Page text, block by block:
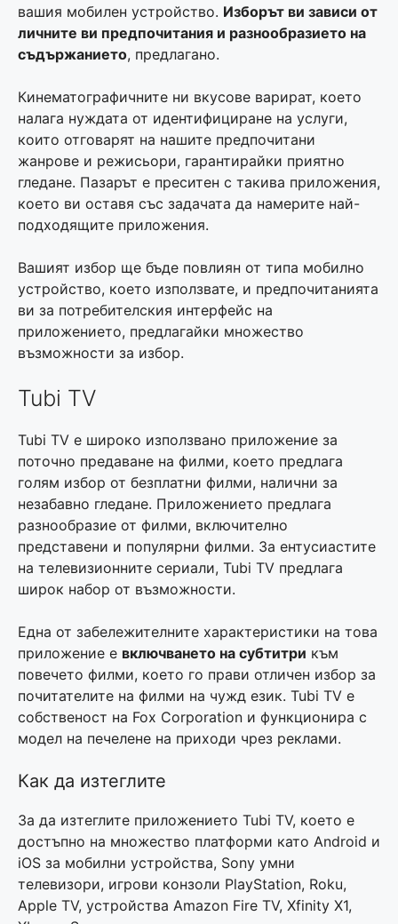
вашия мобилен устройство. Изборът ви зависи от
личните ви предпочитания и разнообразието на
съдържанието, предлагано.
Кинематографичните ни вкусове варират, което
налага нуждата от идентифициране на услуги,
които отговарят на нашите предпочитани
жанрове и режисьори, гарантирайки приятно
гледане. Пазарът е преситен с такива приложения,
което ви оставя със задачата да намерите най-
подходящите приложения.
Вашият избор ще бъде повлиян от типа мобилно
устройство, което използвате, и предпочитанията
ви за потребителския интерфейс на
приложението, предлагайки множество
възможности за избор.
Tubi TV
Tubi TV е широко използвано приложение за
поточно предаване на филми, което предлага
голям избор от безплатни филми, налични за
незабавно гледане. Приложението предлага
разнообразие от филми, включително
представени и популярни филми. За ентусиастите
на телевизионните сериали, Tubi TV предлага
широк набор от възможности.
Една от забележителните характеристики на това
приложение е включването на субтитри към
повечето филми, което го прави отличен избор за
почитателите на филми на чужд език. Tubi TV е
собственост на Fox Corporation и функционира с
модел на печелене на приходи чрез реклами.
Как да изтеглите
За да изтеглите приложението Tubi TV, което е
достъпно на множество платформи като Android и
iOS за мобилни устройства, Sony умни
телевизори, игрови конзоли PlayStation, Roku,
Apple TV, устройства Amazon Fire TV, Xfinity X1,